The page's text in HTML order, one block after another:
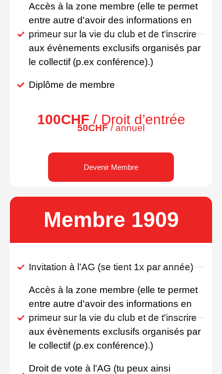
Accès à la zone membre (elle te permet
entre autre d'avoir des informations en
primeur sur la vie du club et de t'inscrire
aux évènements exclusifs organisés par
le collectif (p.ex conférence).)
Diplôme de membre
100CHF / Droit d’entrée
50CHF / annuel
Devenir Membre
Membre 1909
Invitation à l’AG (se tient 1x par année)
Accès à la zone membre (elle te permet
entre autre d'avoir des informations en
primeur sur la vie du club et de t'inscrire
aux évènements exclusifs organisés par
le collectif (p.ex conférence).)
Droit de vote à l'AG (tu peux ainsi